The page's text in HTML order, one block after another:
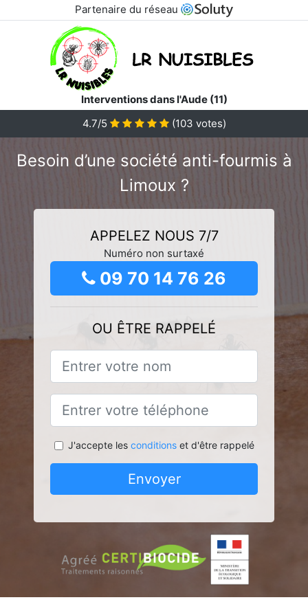
Partenaire du réseau
Interventions dans l'Aude (11)
4.7/5
(103 votes)
Besoin d’une société anti-fourmis à
Limoux ?
APPELEZ NOUS 7/7
Numéro non surtaxé
09 70 14 76 26
OU ÊTRE RAPPELÉ
J'accepte les conditionset d'être rappelé
Envoyer